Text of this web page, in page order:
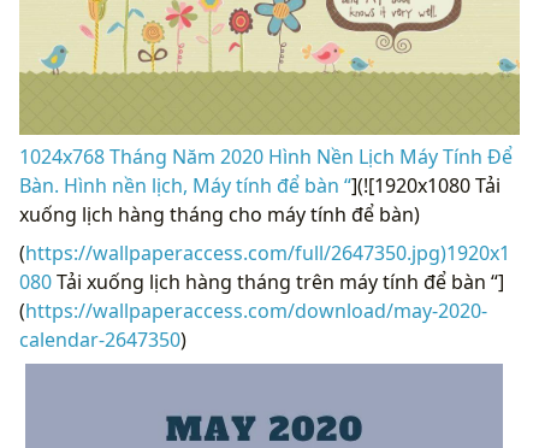
1024x768 Tháng Năm 2020 Hình Nền Lịch Máy Tính Để
Bàn. Hình nền lịch, Máy tính để bàn “](![1920x1080 Tải
xuống lịch hàng tháng cho máy tính để bàn)
(https://wallpaperaccess.com/full/2647350.jpg)1920x1
080Tải xuống lịch hàng tháng trên máy tính để bàn “]
(https://wallpaperaccess.com/download/may-2020-
calendar-2647350)